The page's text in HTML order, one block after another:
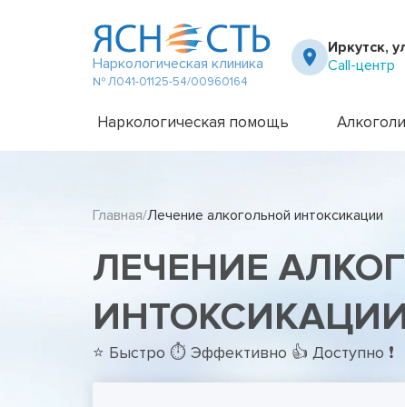
Наркологическая клиника
№ Л041-01125-54/00960164
Иркутск,
Call-центр
Наркологическая помощь
Телефон доверия
Лечение
Лечение
Лечение
Лечение
Лечение
Главная Лечение алкогольной интоксикации
ЛЕЧЕНИЕ
⭐ Быстро ⏱ Эффективно 👍 Доступно ❗